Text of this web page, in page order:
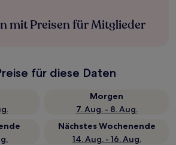
mit Preisen für Mitglieder
für diese Daten
Morgen
7. Aug. - 8. Aug.
Nächstes Wochenende
14. Aug. - 16. Aug.